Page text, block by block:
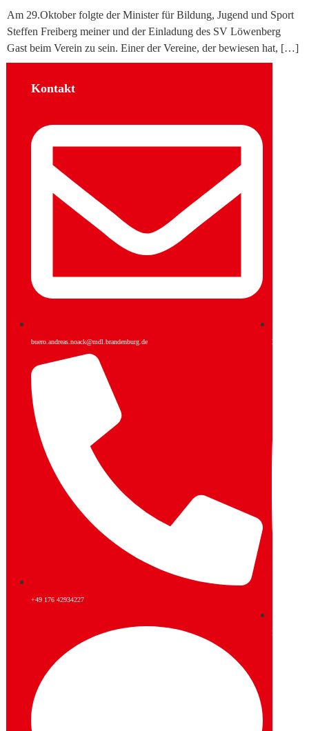
Am 29.Oktober folgte der Minister für Bildung, Jugend und Sport
Steffen Freiberg meiner und der Einladung des SV Löwenberg
Gast beim Verein zu sein. Einer der Vereine, der bewiesen hat, […]
Kontakt
buero.andreas.noack@mdl.brandenburg.de
+49 176 42934227
Facebook
Instagram